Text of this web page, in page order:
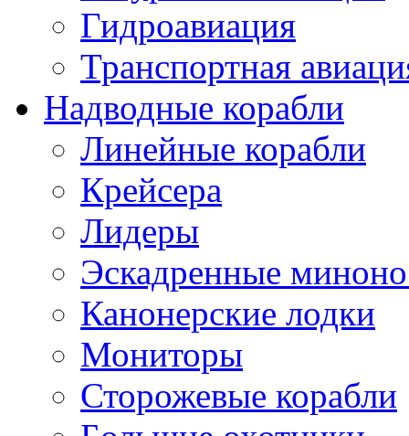
Гидроавиация
Транспортная
Надводные корабли
Линейные корабли
Крейсера
Лидеры
Эскадренные
Канонерские лодки
Мониторы
Сторожевые корабли